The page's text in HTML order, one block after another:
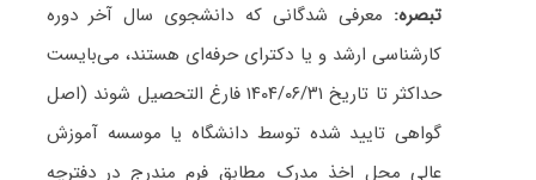
تبصره: معرفی شدگانی که دانشجوی سال آخر دوره
کارشناسی ارشد و یا دکترای حرفه‌ای هستند، می‌بایست
حداکثر تا تاریخ ۱۴۰۴/۰۶/۳۱ فارغ التحصیل شوند (اصل
گواهی تایید شده توسط دانشگاه یا موسسه آموزش
عالی محل اخذ مدرک مطابق فرم مندرج در دفترچه